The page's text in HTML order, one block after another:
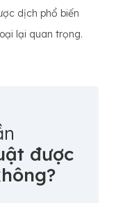
dịch phổ biến
lại quan trọng.
được